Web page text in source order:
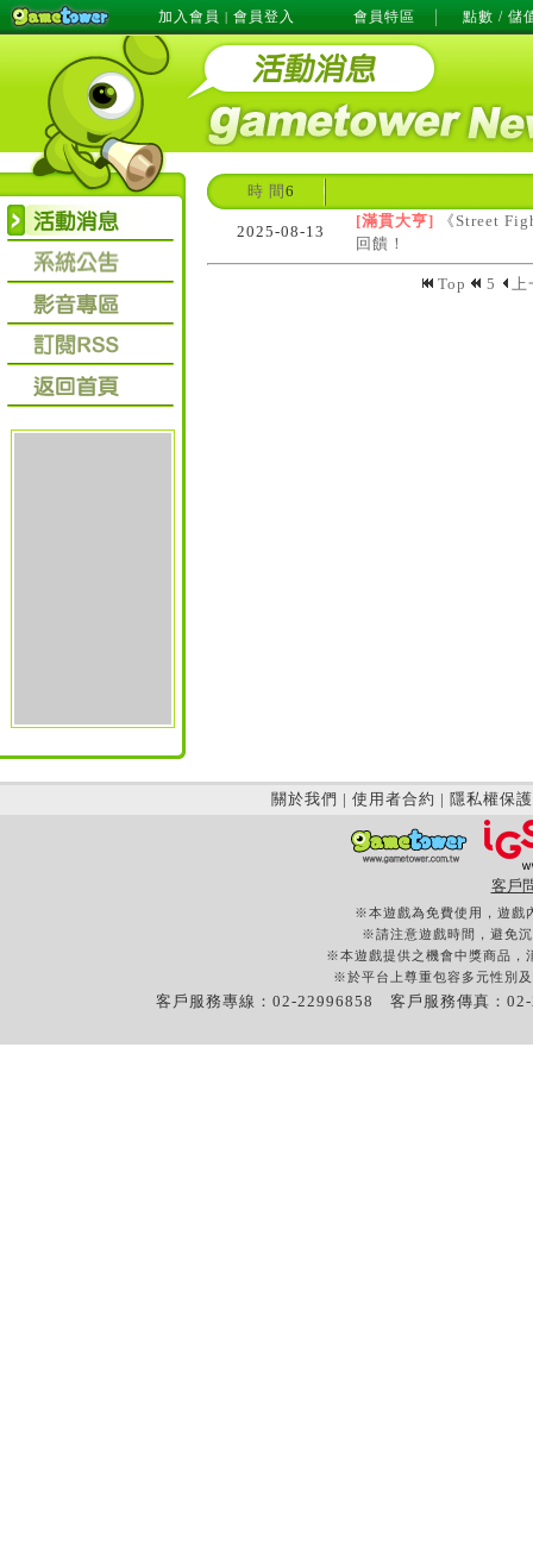
加入會員 | 會員登入 會員特區 點數 / 儲
時 間 6
2025-08-13
[滿貫大亨]
《Street
回饋！
Top 5 上
關於我們 | 使用者合約 | 隱私權保護
客戶
※本遊戲為免費使用，遊戲
※請注意遊戲時間，避免
※本遊戲提供之機會中獎商品，
※於平台上尊重包容多元性別
客戶服務專線：02-22996858 客戶服務傳真：